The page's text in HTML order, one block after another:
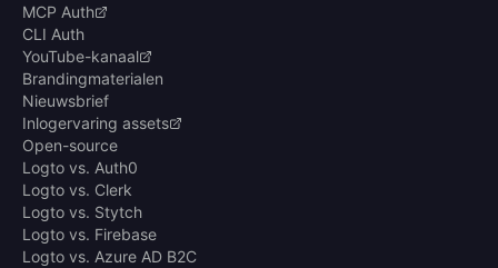
MCP Auth
CLI Auth
YouTube-kanaal
Brandingmaterialen
Nieuwsbrief
Inlogervaring assets
Open-source
Logto vs. Auth0
Logto vs. Clerk
Logto vs. Stytch
Logto vs. Firebase
Logto vs. Azure AD B2C